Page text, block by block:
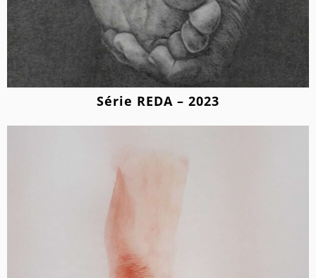
Série REDA – 2023